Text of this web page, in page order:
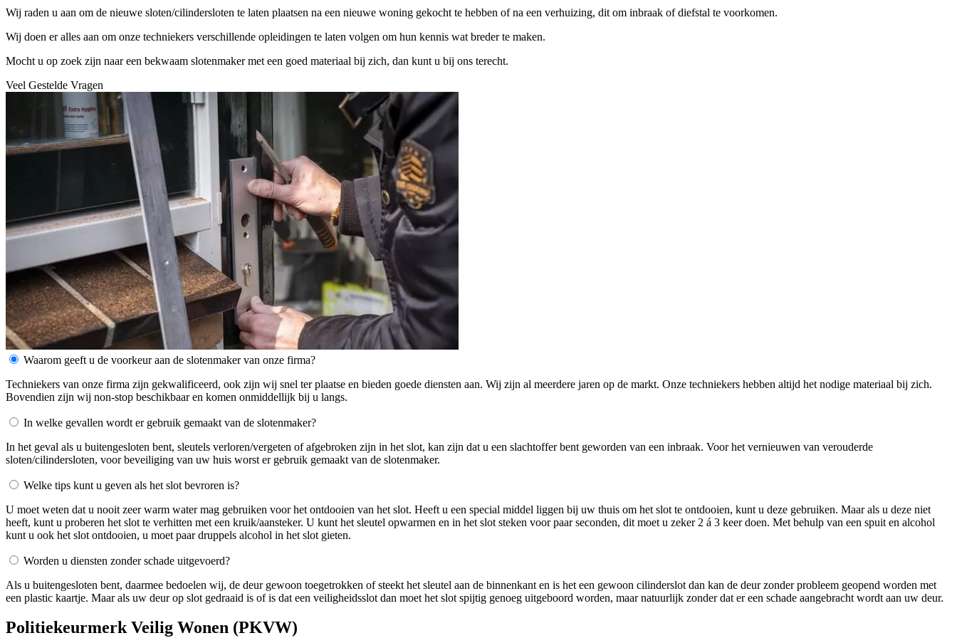
Wij raden u aan om de nieuwe sloten/cilindersloten te laten plaatsen na een nieuwe woning gekocht te hebben of na een verhuizing, dit om inbraak of diefstal te voorkomen.
Wij doen er alles aan om onze techniekers verschillende opleidingen te laten volgen om hun kennis wat breder te maken.
Mocht u op zoek zijn naar een bekwaam slotenmaker met een goed materiaal bij zich, dan kunt u bij ons terecht.
Veel Gestelde Vragen
Waarom geeft u de voorkeur aan de slotenmaker van onze firma?
Techniekers van onze firma zijn gekwalificeerd, ook zijn wij snel ter plaatse en bieden goede diensten aan. Wij zijn al meerdere jaren op de markt. Onze techniekers hebben altijd het nodige materiaal bij zich.
Bovendien zijn wij non-stop beschikbaar en komen onmiddellijk bij u langs.
In welke gevallen wordt er gebruik gemaakt van de slotenmaker?
In het geval als u buitengesloten bent, sleutels verloren/vergeten of afgebroken zijn in het slot, kan zijn dat u een slachtoffer bent geworden van een inbraak. Voor het vernieuwen van verouderde
sloten/cilindersloten, voor beveiliging van uw huis worst er gebruik gemaakt van de slotenmaker.
Welke tips kunt u geven als het slot bevroren is?
U moet weten dat u nooit zeer warm water mag gebruiken voor het ontdooien van het slot. Heeft u een special middel liggen bij uw thuis om het slot te ontdooien, kunt u deze gebruiken. Maar als u deze niet
heeft, kunt u proberen het slot te verhitten met een kruik/aansteker. U kunt het sleutel opwarmen en in het slot steken voor paar seconden, dit moet u zeker 2 á 3 keer doen. Met behulp van een spuit en alcohol
kunt u ook het slot ontdooien, u moet paar druppels alcohol in het slot gieten.
Worden u diensten zonder schade uitgevoerd?
Als u buitengesloten bent, daarmee bedoelen wij, de deur gewoon toegetrokken of steekt het sleutel aan de binnenkant en is het een gewoon cilinderslot dan kan de deur zonder probleem geopend worden met
een plastic kaartje. Maar als uw deur op slot gedraaid is of is dat een veiligheidsslot dan moet het slot spijtig genoeg uitgeboord worden, maar natuurlijk zonder dat er een schade aangebracht wordt aan uw deur.
Politiekeurmerk Veilig Wonen (PKVW)